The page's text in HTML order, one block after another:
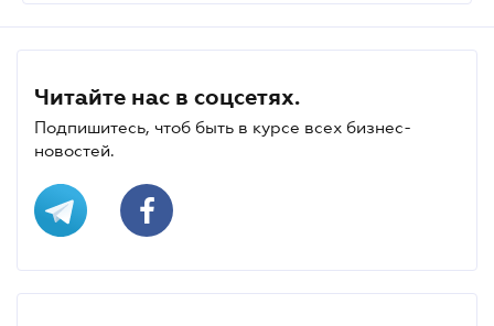
Читайте нас в соцсетях.
Подпишитесь, чтоб быть в курсе всех бизнес-
новостей.